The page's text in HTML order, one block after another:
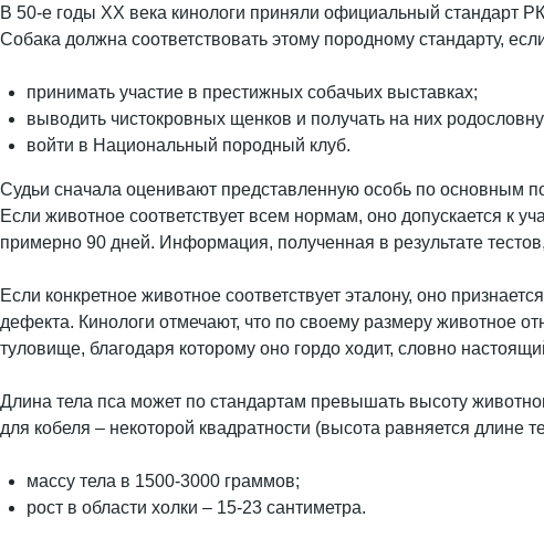
В 50-е годы ХХ века кинологи приняли официальный стандарт
Собака должна соответствовать этому породному стандарту,
принимать участие в престижных собачьих выставках;
выводить чистокровных щенков и получать на них
войти в Национальный породный клуб.
Судьи сначала оценивают представленную особь по основным
Если животное соответствует всем нормам, оно допускается к
примерно 90 дней. Информация, полученная в результате
Если конкретное животное соответствует эталону, оно
дефекта. Кинологи отмечают, что по своему размеру животное
туловище, благодаря которому оно гордо ходит, словно
Длина тела пса может по стандартам превышать высоту
для кобеля – некоторой квадратности (высота равняется длине
массу тела в 1500-3000 граммов;
рост в области холки – 15-23 сантиметра.